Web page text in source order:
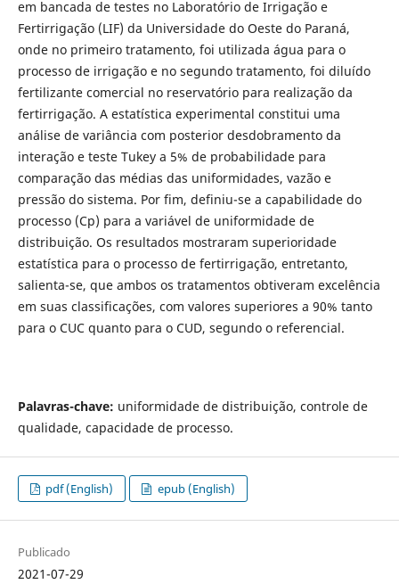
em bancada de testes no Laboratório de Irrigação e
Fertirrigação (LIF) da Universidade do Oeste do Paraná,
onde no primeiro tratamento, foi utilizada água para o
processo de irrigação e no segundo tratamento, foi diluído
fertilizante comercial no reservatório para realização da
fertirrigação. A estatística experimental constitui uma
análise de variância com posterior desdobramento da
interação e teste Tukey a 5% de probabilidade para
comparação das médias das uniformidades, vazão e
pressão do sistema. Por fim, definiu-se a capabilidade do
processo (Cp) para a variável de uniformidade de
distribuição. Os resultados mostraram superioridade
estatística para o processo de fertirrigação, entretanto,
salienta-se, que ambos os tratamentos obtiveram excelência
em suas classificações, com valores superiores a 90% tanto
para o CUC quanto para o CUD, segundo o referencial.
Palavras-chave: uniformidade de distribuição, controle de
qualidade, capacidade de processo.
pdf (English) epub (English)
Publicado
2021-07-29